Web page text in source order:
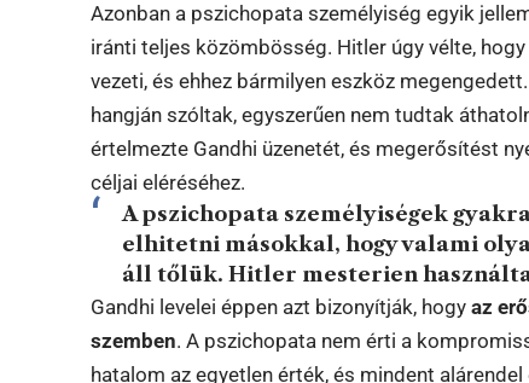
Azonban a pszichopata személyiség egyik
iránti teljes közömbösség. Hitler úgy vélte,
vezeti, és ehhez bármilyen eszköz
hangján szóltak, egyszerűen nem tudtak
értelmezte Gandhi üzenetét, és megerősítést
céljai eléréséhez.
A pszichopata személyiségek
elhitetni másokkal, hogy valami
áll tőlük. Hitler mesterien
Gandhi levelei éppen azt bizonyítják, hogyaz
szemben. A pszichopata nem érti a
hatalom az egyetlen érték, és mindent